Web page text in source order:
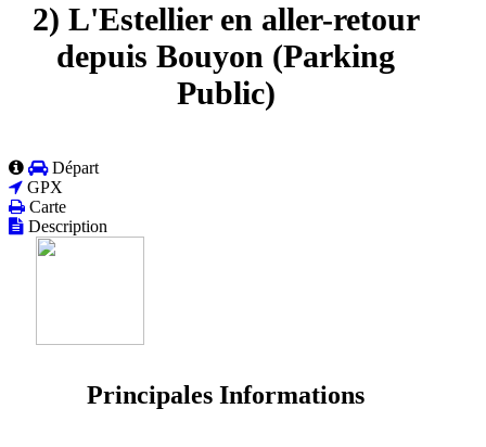
2) L'Estellier en aller-retour
depuis Bouyon (Parking
Public)
Départ
GPX
Carte
Description
Principales Informations